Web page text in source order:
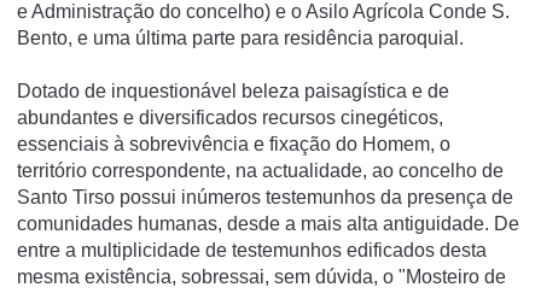
e Administração do concelho) e o Asilo Agrí­cola Conde S.
Bento, e uma última parte para residência paroquial.
Dotado de inquestionável beleza paisagística e de
abundantes e diversificados recursos cinegéticos,
essenciais à sobrevivência e fixação do Homem, o
território correspondente, na actualidade, ao concelho de
Santo Tirso possui inúmeros testemunhos da presença de
comunidades humanas, desde a mais alta antiguidade. De
entre a multiplicidade de testemunhos edificados desta
mesma existência, sobressai, sem dúvida, o "Mosteiro de